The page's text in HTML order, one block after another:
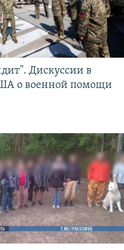
Дискуссии в
о военной помощи